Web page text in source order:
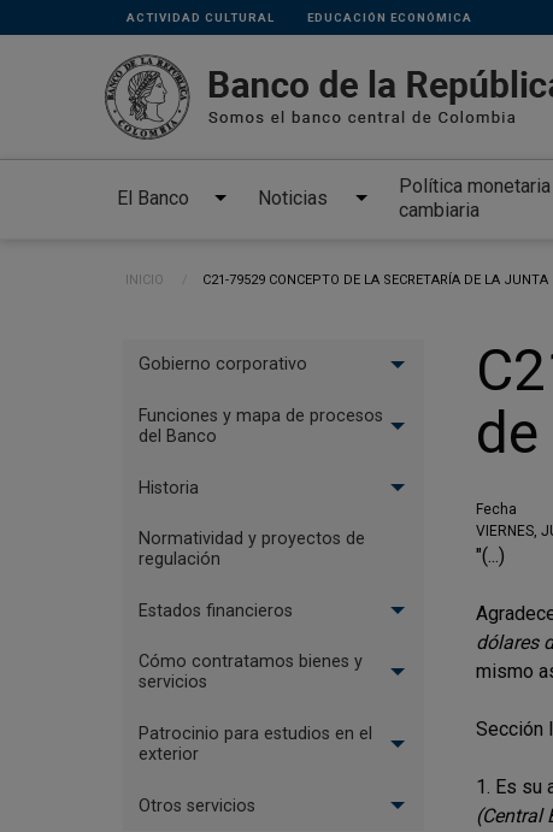
Pasar al contenido principal
Links
secundarios
ACTIVIDAD CULTURAL EDUCACIÓN ECONÓMICA
El Banco Noticias
Política monetaria
cambiaria
Ruta de navegación
INICIO CURRENT:
C21-79529 CONCEPTO DE LA SECRETARÍA DE LA JUNTA
Fecha
VIERNES,
"(...)
dólares
mismo
Sección
1. Es su
(Central
Menu
Banco
Gobierno corporativo
Funciones y mapa de procesos
del Banco
Historia
Normatividad y proyectos de
regulación
Estados financieros
Cómo contratamos bienes y
servicios
Patrocinio para estudios en el
exterior
Otros servicios